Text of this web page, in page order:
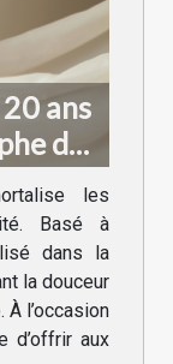
ans
de
!
les
Basé à
dans la
la douceur
l’occasion
d’offrir aux